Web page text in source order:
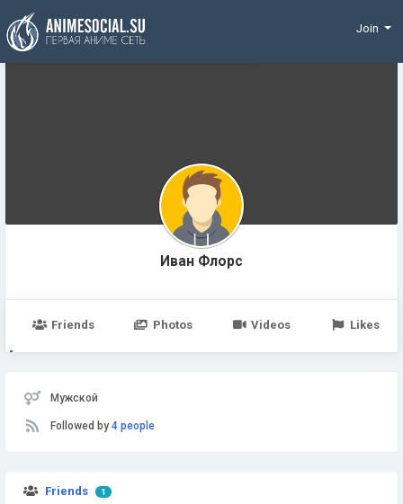
Funding
Join
Иван Флорс
Friends Photos Videos Likes
Мужской
Followed by 4 people
Friends 1